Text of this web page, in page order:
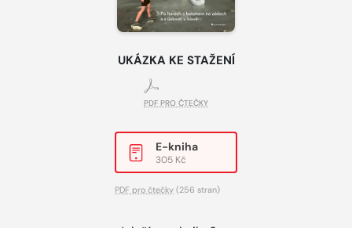
UKÁZKA KE STAŽENÍ
PDF PRO ČTEČKY
E-kniha
305 Kč
PDF pro čtečky (256 stran)